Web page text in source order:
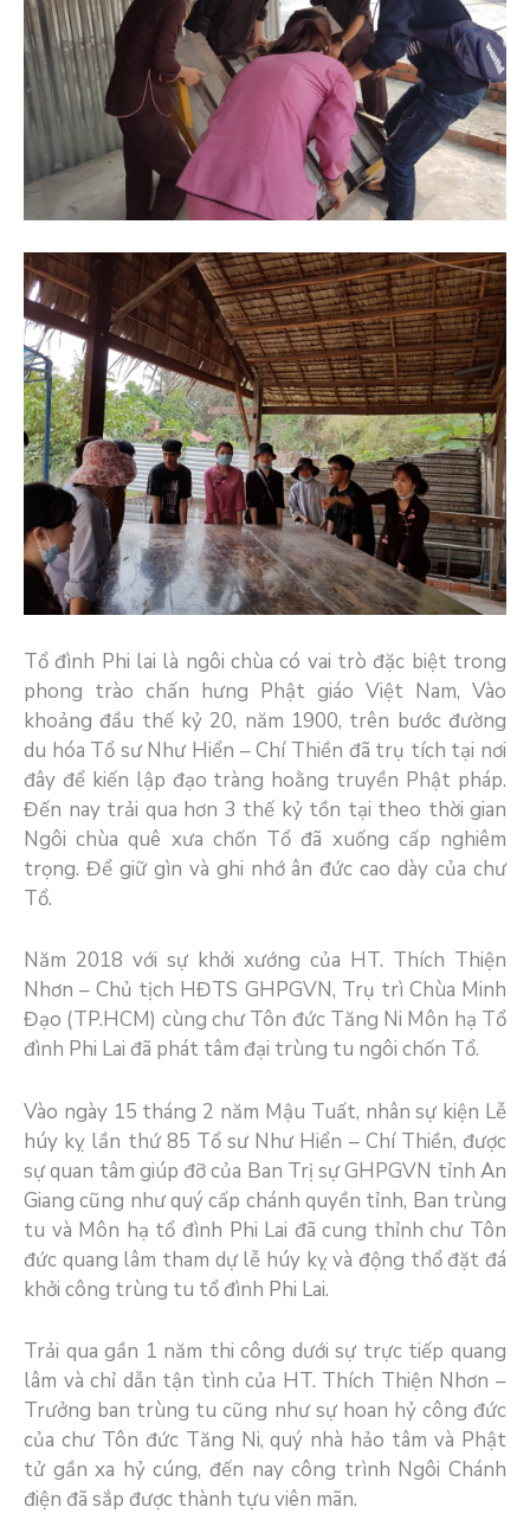
Tổ đình Phi lai là ngôi chùa có vai trò đặc biệt trong
phong trào chấn hưng Phật giáo Việt Nam, Vào
khoảng đầu thế kỷ 20, năm 1900, trên bước đường
du hóa Tổ sư Như Hiển – Chí Thiền đã trụ tích tại nơi
đây để kiến lập đạo tràng hoằng truyền Phật pháp.
Đến nay trải qua hơn 3 thế kỷ tồn tại theo thời gian
Ngôi chùa quê xưa chốn Tổ đã xuống cấp nghiêm
trọng. Để giữ gìn và ghi nhớ ân đức cao dày của chư
Tổ.
Năm 2018 với sự khởi xướng của HT. Thích Thiện
Nhơn – Chủ tịch HĐTS GHPGVN, Trụ trì Chùa Minh
Đạo (TP.HCM) cùng chư Tôn đức Tăng Ni Môn hạ Tổ
đình Phi Lai đã phát tâm đại trùng tu ngôi chốn Tổ.
Vào ngày 15 tháng 2 năm Mậu Tuất, nhân sự kiện Lễ
húy kỵ lần thứ 85 Tổ sư Như Hiển – Chí Thiền, được
sự quan tâm giúp đỡ của Ban Trị sự GHPGVN tỉnh An
Giang cũng như quý cấp chánh quyền tỉnh, Ban trùng
tu và Môn hạ tổ đình Phi Lai đã cung thỉnh chư Tôn
đức quang lâm tham dự lễ húy kỵ và động thổ đặt đá
khởi công trùng tu tổ đình Phi Lai.
Trải qua gần 1 năm thi công dưới sự trực tiếp quang
lâm và chỉ dẫn tận tình của HT. Thích Thiện Nhơn –
Trưởng ban trùng tu cũng như sự hoan hỷ công đức
của chư Tôn đức Tăng Ni, quý nhà hảo tâm và Phật
tử gần xa hỷ cúng, đến nay công trình Ngôi Chánh
điện đã sắp được thành tựu viên mãn.